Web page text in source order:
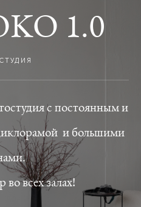
1.0
с постоянным и
и большими
всех залах!